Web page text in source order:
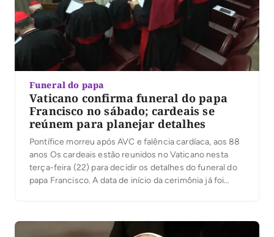
Funeral do papa
Vaticano confirma funeral do papa
Francisco no sábado; cardeais se
reúnem para planejar detalhes
Pontífice morreu após AVC e falência cardíaca, aos 88
anos Os cardeais estão reunidos no Vaticano nesta
terça-feira (22) para decidir os detalhes do funeral do
papa Francisco. A data de início da cerimônia já foi
podem […]